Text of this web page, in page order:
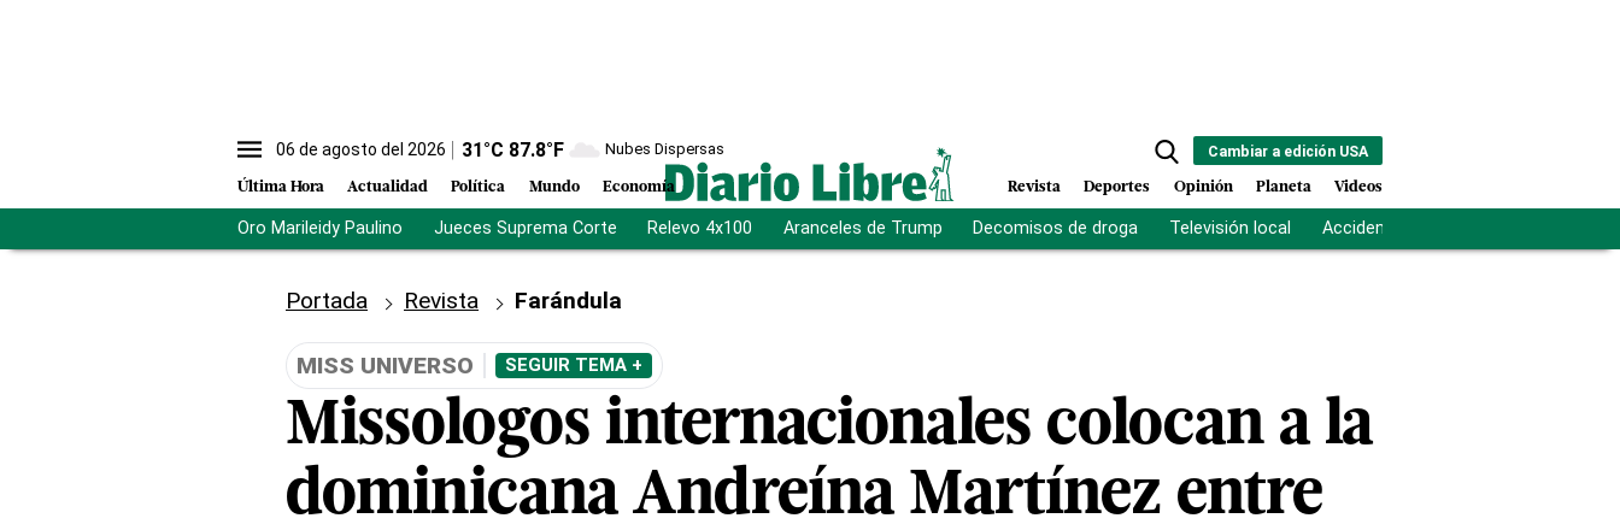
06 de agosto del 2026 31°C 87.8°F Nubes Dispersas
Última Hora Actualidad Política Mundo Economía
Cambiar a edición USA
Revista Deportes Opinión Planeta Videos
Oro Marileidy Paulino Jueces Suprema Corte Relevo 4x100 Aranceles de Trump Decomisos de droga Televisión local Accidente Los Ríos
Portada Revista Farándula
MISS UNIVERSO SEGUIR TEMA +
Missologos internacionales colocan a la
dominicana Andreína Martínez entre